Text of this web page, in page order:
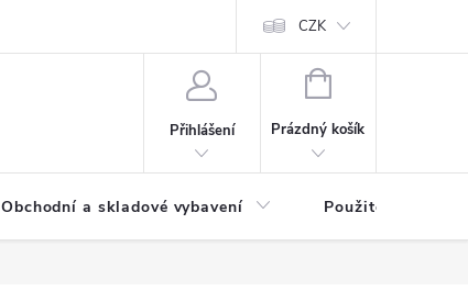
CZK
Přihlášení
NÁKUPNÍ
Prázdný košík
Obchodní a skladové vybavení Použité